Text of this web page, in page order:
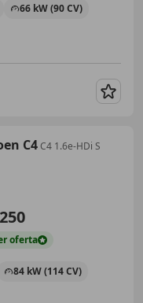
66 kW (90 CV)
C4C4 1.6e-HDi S
oferta
84 kW (114 CV)